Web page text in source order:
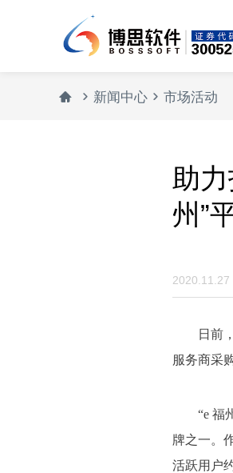
  新闻中心  市场活动
助
州”
2020.11.27
日前
服务商采
“e 福
牌之一。
活跃用户